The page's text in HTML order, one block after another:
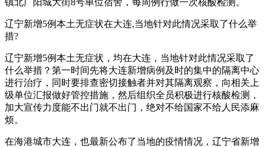
辽宁新增5例本土无症状在大连,当地针对此情况采取了什么举
措?
辽宁新增5例本土无症状，均在大连，当地针对此情况采取了
什么举措？第一时间先将大连新增病例及时的集中的隔离中心
进行治疗，同时要排查密切接触者并对其隔离观察，向相关上
级单位汇报做好管控措施，然后组织全员积极进行核酸检测，
加大宣传力度能不出门就不出门，绝对不给国家不给人民添麻
烦。
在海港城市大连，也最新公布了当地的疫情情况，辽宁省新增